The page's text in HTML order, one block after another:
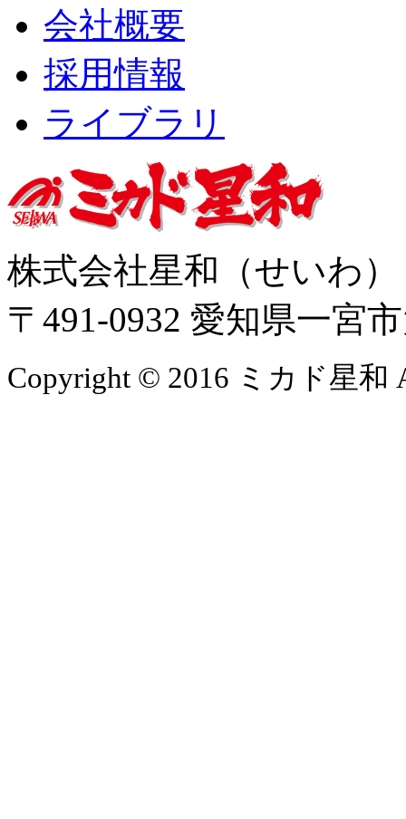
会社概要
採用情報
ライブラリ
株式会社星和（せいわ
〒491-0932 愛知県一宮
Copyright © 2016 ミカド星和